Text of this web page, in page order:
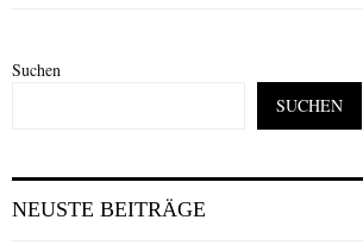
Suchen
SUCHEN
NEUSTE BEITRÄGE